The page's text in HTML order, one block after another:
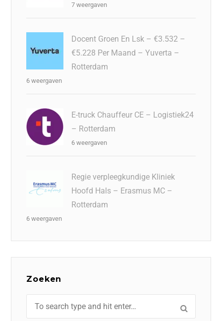
7 weergaven
Docent Groen En Lsk – €3.532 –
€5.228 Per Maand – Yuverta –
Rotterdam
6 weergaven
E-truck Chauffeur CE – Logistiek24
– Rotterdam
6 weergaven
Regie verpleegkundige Kliniek
Hoofd Hals – Erasmus MC –
Rotterdam
6 weergaven
Zoeken